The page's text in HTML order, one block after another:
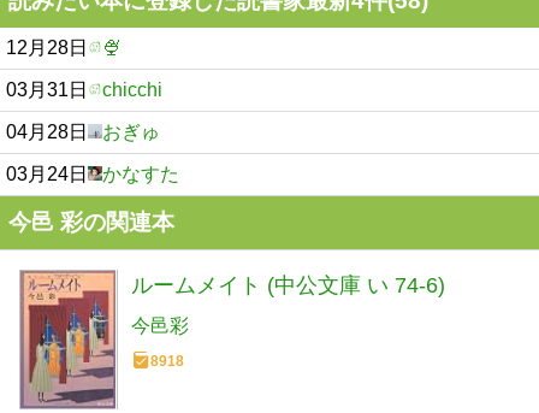
12月28日 🍨
03月31日 chicchi
04月28日 おぎゅ
03月24日 かなすた
今邑 彩の関連本
ルームメイト (中公文庫 い 74-6)
今邑彩
8918